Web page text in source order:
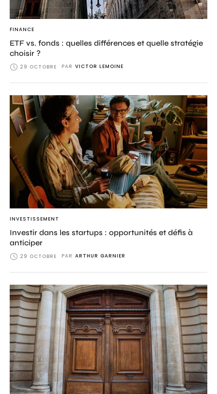
FINANCE
ETF vs. fonds : quelles différences et quelle stratégie
choisir ?
29 OCTOBRE PAR VICTOR LEMOINE
INVESTISSEMENT
Investir dans les startups : opportunités et défis à
anticiper
29 OCTOBRE PAR ARTHUR GARNIER